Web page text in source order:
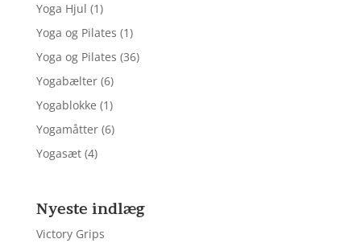
Yoga Hjul (1)
Yoga og Pilates (1)
Yoga og Pilates (36)
Yogabælter (6)
Yogablokke (1)
Yogamåtter (6)
Yogasæt (4)
Nyeste indlæg
Victory Grips